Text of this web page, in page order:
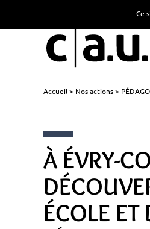
Accueil Nos actions
À ÉVRY-
ÉCOLE
Ce